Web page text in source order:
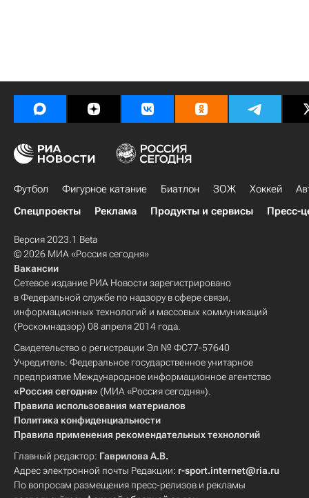
Футбол Фигурное катание Биатлон ЗОЖ Хоккей
Спецпроекты
Реклама Продукты и сервисы Пресс-
Версия 2023.1 Beta
© 2026 МИА «Россия сегодня»
Вакансии
Сетевое издание РИА Новости зарегистрировано
в Федеральной службе по надзору в сфере связи,
информационных технологий и массовых коммуникаций
(Роскомнадзор) 08 апреля 2014 года.
Свидетельство о регистрации Эл № ФС77-57640
Учредитель: Федеральное государственное унитарное
предприятие Международное информационное агентство
«Россия сегодня» (МИА «Россия сегодня»).
Правила использования материалов
Политика конфиденциальности
Правила применения рекомендательных технологий
Главный редактор: Гаврилова А.В.
Адрес электронной почты Редакции: r-sport.internet@ria.ru
По вопросам размещения пресс-релизов и рекламы